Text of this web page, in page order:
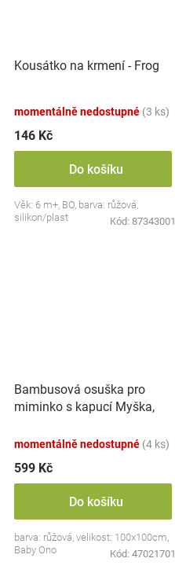
Kousátko na krmení - Frog
momentálně nedostupné (3 ks)
146 Kč
Do košíku
Věk: 6 m+, BO, barva: růžová,
silikon/plast
Kód: 87343001
Bambusová osuška pro
miminko s kapucí Myška,
momentálně nedostupné (4 ks)
599 Kč
Do košíku
barva: růžová, velikost: 100x100cm,
Baby Ono
Kód: 47021701